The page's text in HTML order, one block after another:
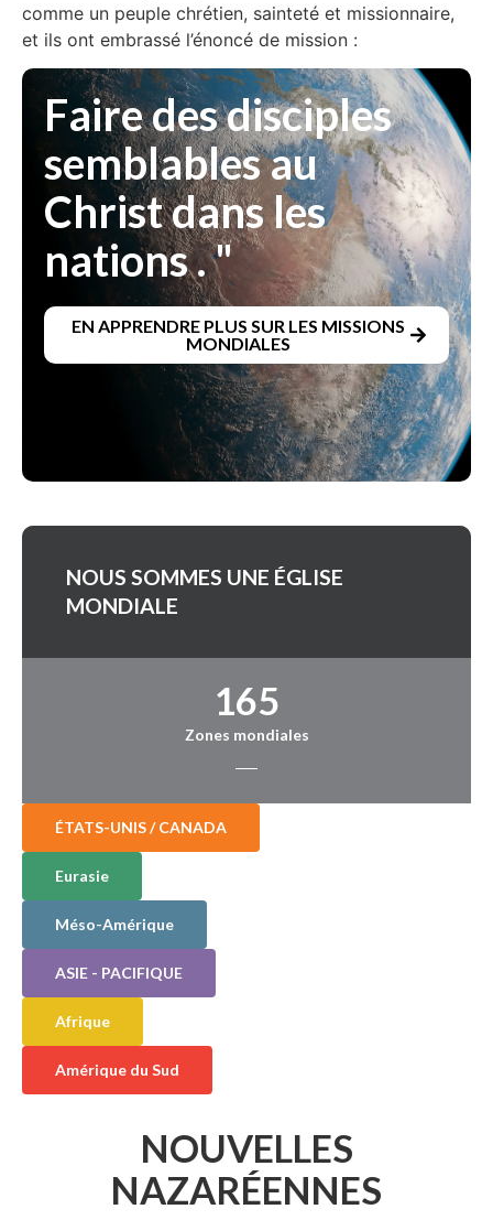
comme un peuple chrétien, sainteté et missionnaire,
et ils ont embrassé l’énoncé de mission :
Faire des disciples
semblables au
Christ dans les
nations . "
EN APPRENDRE PLUS SUR LES MISSIONS
MONDIALES
NOUS SOMMES UNE ÉGLISE
MONDIALE
165
Zones mondiales
ÉTATS-UNIS / CANADA
Eurasie
Méso-Amérique
ASIE - PACIFIQUE
Afrique
Amérique du Sud
NOUVELLES
NAZARÉENNES